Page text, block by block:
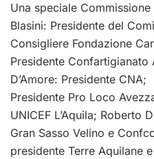
Una speciale
Blasini: Presidente del
Consigliere Fondazione
Presidente Confartigianato
D’Amore: Presidente
Presidente Pro Loco
UNICEF L’Aquila; Roberto
Gran Sasso Velino e
presidente Terre Aquilane